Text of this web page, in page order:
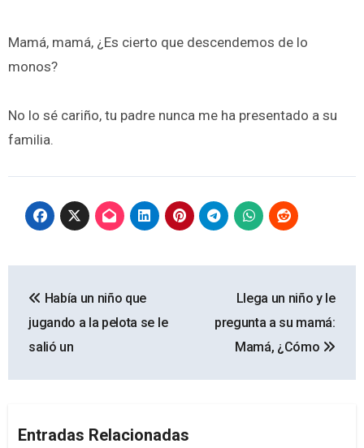
Mamá, mamá, ¿Es cierto que descendemos de lo
monos?
No lo sé cariño, tu padre nunca me ha presentado a su
familia.
de
entradas
Había un niño que
jugando a la pelota se le
salió un
Llega un niño y le
pregunta a su mamá:
Mamá, ¿Cómo
Entradas Relacionadas